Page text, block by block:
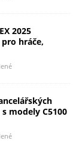
2025
hráče,
modely C5100